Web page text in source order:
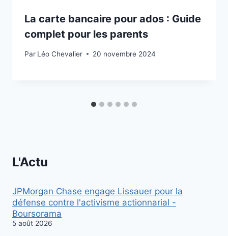
La carte bancaire pour ados : Guide
complet pour les parents
Par Léo Chevalier 20 novembre 2024
L'Actu
JPMorgan Chase engage Lissauer pour la
défense contre l'activisme actionnarial -
Boursorama
5 août 2026